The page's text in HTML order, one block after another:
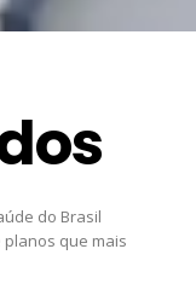
do Brasil
que mais